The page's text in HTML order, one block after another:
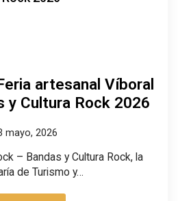
artesanal Víboral
y Cultura Rock 2026
mayo, 2026
– Bandas y Cultura Rock, la
de Turismo y…